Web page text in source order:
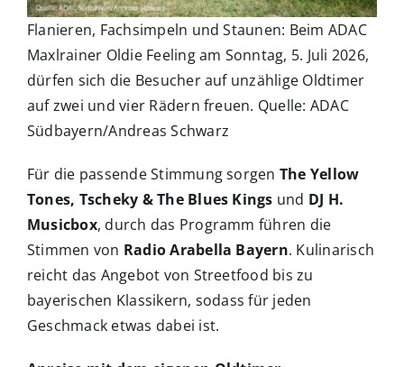
Flanieren, Fachsimpeln und Staunen: Beim ADAC
Maxlrainer Oldie Feeling am Sonntag, 5. Juli 2026,
dürfen sich die Besucher auf unzählige Oldtimer
auf zwei und vier Rädern freuen. Quelle: ADAC
Südbayern/Andreas Schwarz
Für die passende Stimmung sorgen The Yellow
Tones, Tscheky & The Blues Kings und DJ H.
Musicbox, durch das Programm führen die
Stimmen von Radio Arabella Bayern. Kulinarisch
reicht das Angebot von Streetfood bis zu
bayerischen Klassikern, sodass für jeden
Geschmack etwas dabei ist.